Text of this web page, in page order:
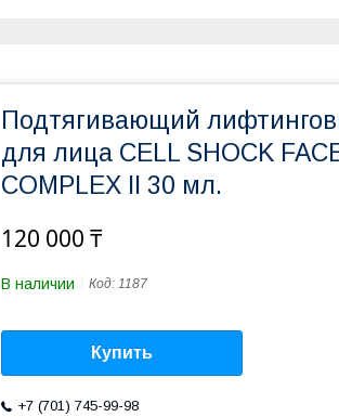
Подтягивающий
для лица CELL SHOCK
COMPLEX II 30 мл.
120 000 ₸
В наличии Код: 1187
Купить
+7 (701) 745-99-98